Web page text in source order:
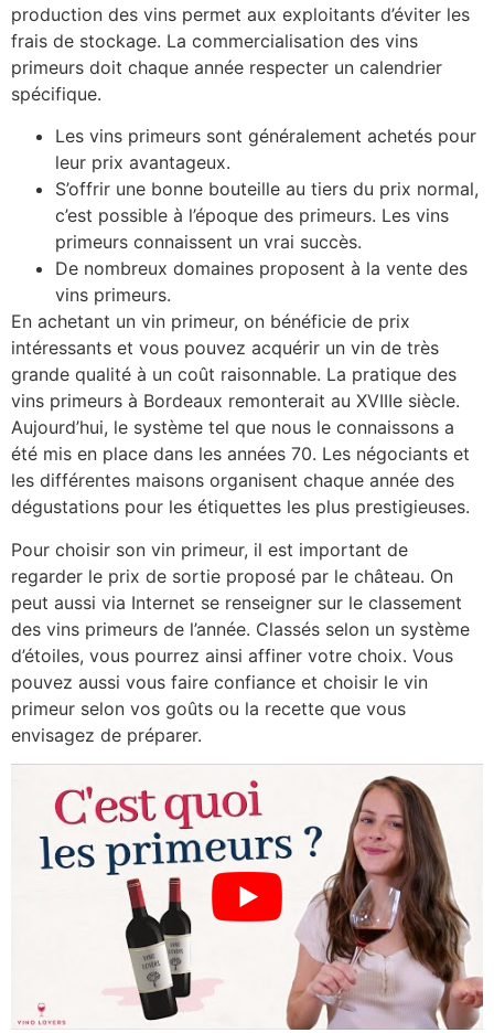
production des vins permet aux exploitants d’éviter les
frais de stockage. La commercialisation des vins
primeurs doit chaque année respecter un calendrier
spécifique.
Les vins primeurs sont généralement achetés pour
leur prix avantageux.
S’offrir une bonne bouteille au tiers du prix normal,
c’est possible à l’époque des primeurs. Les vins
primeurs connaissent un vrai succès.
De nombreux domaines proposent à la vente des
vins primeurs.
En achetant un vin primeur, on bénéficie de prix
intéressants et vous pouvez acquérir un vin de très
grande qualité à un coût raisonnable. La pratique des
vins primeurs à Bordeaux remonterait au XVIIIe siècle.
Aujourd’hui, le système tel que nous le connaissons a
été mis en place dans les années 70. Les négociants et
les différentes maisons organisent chaque année des
dégustations pour les étiquettes les plus prestigieuses.
Pour choisir son vin primeur, il est important de
regarder le prix de sortie proposé par le château. On
peut aussi via Internet se renseigner sur le classement
des vins primeurs de l’année. Classés selon un système
d’étoiles, vous pourrez ainsi affiner votre choix. Vous
pouvez aussi vous faire confiance et choisir le vin
primeur selon vos goûts ou la recette que vous
envisagez de préparer.